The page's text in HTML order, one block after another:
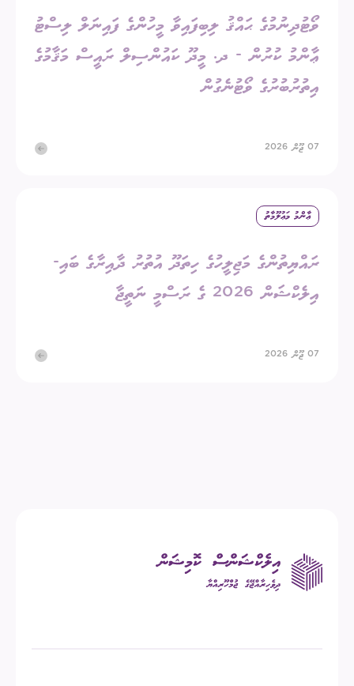
ވޯޓުދިނުމުގެ ޙައްޤު ލިބިފައިވާ މީހުންގެ ފައިނަލް ލިސްޓު
ޢާންމު ކުރުން - ދ. މީދޫ ކައުންސިލް ރައީސް މަޤާމުގެ
އިތުރުބުރުގެ ވޯޓުނެގުން
07 ޖޫން 2026
ޢާންމު މަޢުލޫމާތު
ރައްޔިތުންގެ މަޖިލީހުގެ ހިތަދޫ އުތުރު ދާއިރާގެ ބައި-
އިލެކްޝަން 2026 ގެ ރަސްމީ ނަތީޖާ
07 ޖޫން 2026